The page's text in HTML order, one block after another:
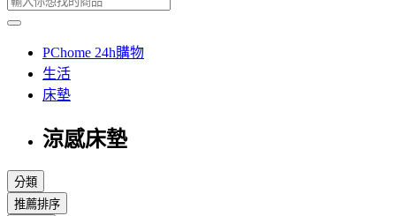
PChome 24h購物
生活
床墊
涼感床墊
分類
推薦排序